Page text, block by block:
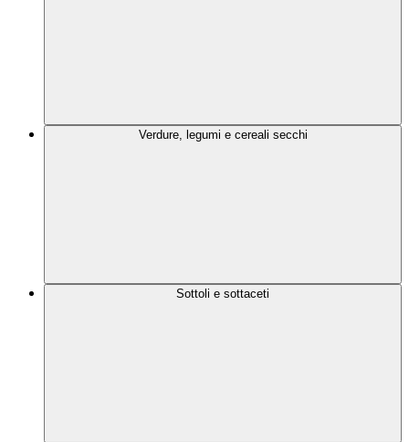
Verdure, legumi e cereali secchi
Sottoli e sottaceti